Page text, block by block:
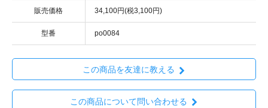
販売価格 34,100円(税3,100円)
型番 po0084
この商品を友達に教える
この商品について問い合わせる